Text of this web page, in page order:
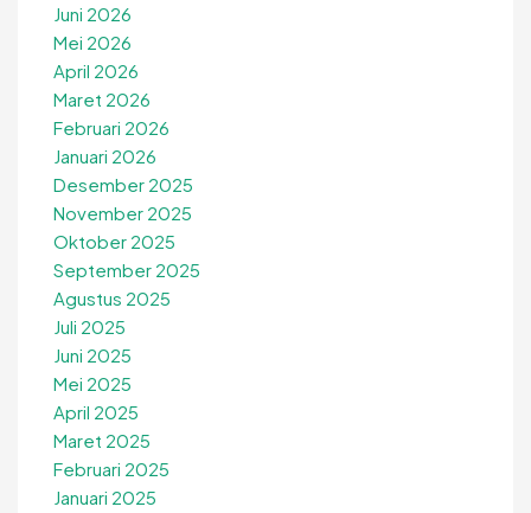
Juni 2026
Mei 2026
April 2026
Maret 2026
Februari 2026
Januari 2026
Desember 2025
November 2025
Oktober 2025
September 2025
Agustus 2025
Juli 2025
Juni 2025
Mei 2025
April 2025
Maret 2025
Februari 2025
Januari 2025